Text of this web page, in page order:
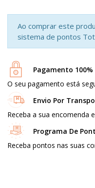
Ao comprar este
sistema de pontos
Pagamento 100%
O seu pagamento está
Envio Por
Receba a sua encomenda
Programa De
Receba pontos nas suas